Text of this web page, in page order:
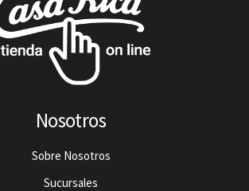
Nosotros
Sobre Nosotros
Sucursales